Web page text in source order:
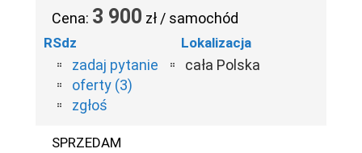
Cena: 3 900 zł / samochód
RSdz
zadaj pytanie
oferty (3)
zgłoś
Lokalizacja
cała Polska
SPRZEDAM